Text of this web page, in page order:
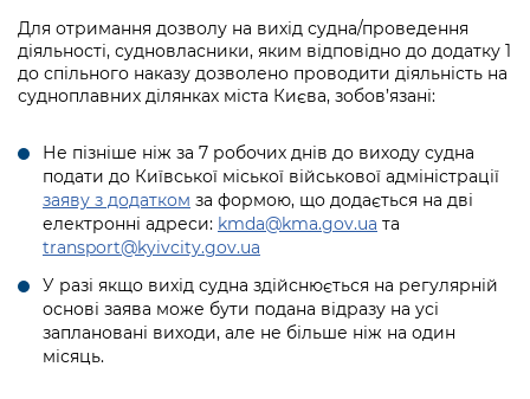
Kyiv International Relations
Річні звіти
Безбар'єрність
Київська міська військова адміністрація
Безбар'єрність
Портал послуг
Міський застосунок Київ Цифровий
Важливе під час воєнного стану
Важливе під час воєнного стану
Портал даних Києва
Публічні дашборди
Для отримання дозволу на вихід судна/проведення
діяльності, судновласники, яким відповідно до додатку 1
до спільного наказу дозволено проводити діяльність на
судноплавних ділянках міста Києва, зобов’язані:
Не пізніше ніж за 7 робочих днів до виходу судна
подати до Київської міської військової адміністрації
заяву з додатком за формою, що додається на дві
електронні адреси: kmda@kma.gov.ua та
transport@kyivcity.gov.ua
У разі якщо вихід судна здійснюється на регулярній
основі заява може бути подана відразу на усі
заплановані виходи, але не більше ніж на один
місяць.